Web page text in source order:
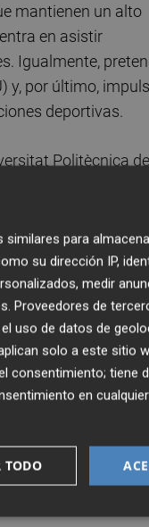
mantienen un alto
en asistir
Igualmente,
y, por último,
deportivas.
Politècnica de
Juan José Ruiz
Iliescu; la
Pastor; el
UCH), Álvaro
de València
de la Universidad
Juan Miguel
personas"
técnica del
a los
de cada
para
su dirección IP,
medir
Proveedores de
uso de datos de
solo a este sitio
consentimiento; tiene
en
TODO